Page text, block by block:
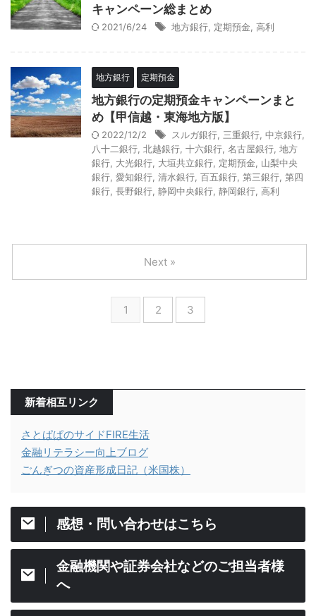
キャンペーン総まとめ
2021/6/24 地方銀行 定期預金 高利
地方銀行 定期預金
地方銀行の定期預金キャンペーンまと
め【甲信越・東海地方版】
2022/12/2 スルガ銀行 三重銀行 中京銀行
八十二銀行 北越銀行 十六銀行 名古屋銀行 地方
銀行 大光銀行 大垣共立銀行 定期預金
山梨中央
銀行 愛知銀行 清水銀行 百五銀行 第三銀行 第四
銀行 長野銀行 静岡中央銀行 静岡銀行 高利
1 2 3
Next »
新着相互リンク
さとぱぱのサイドFIRE生活
金融リテラシー向上ブログ
ごんぎつの資産形成日記（米国株）
感想・問い合わせはこちら
金融機関や証券会社などのご担当者様
へ